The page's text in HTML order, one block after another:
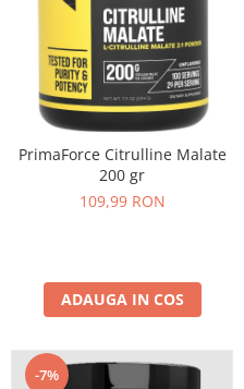
PrimaForce Citrulline Malate
200 gr
109,99 RON
ADAUGA IN COS
-7%